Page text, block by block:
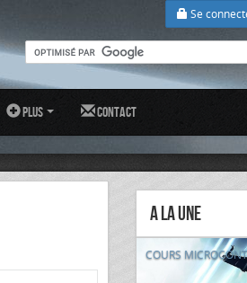
Se
Plus Contact
A la Une
COURS